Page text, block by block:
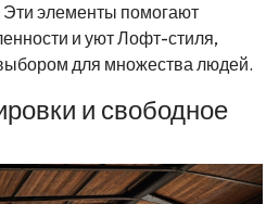
элементы помогают
и уют Лофт-стиля,
для множества людей.
и свободное